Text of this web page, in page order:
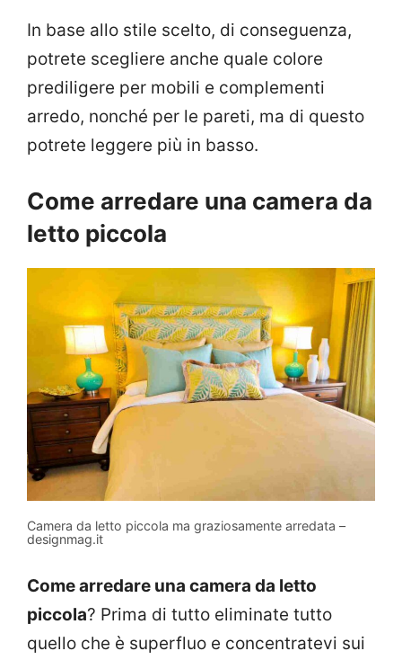
In base allo stile scelto, di conseguenza,
potrete scegliere anche quale colore
prediligere per mobili e complementi
arredo, nonché per le pareti, ma di questo
potrete leggere più in basso.
Come arredare una camera da
letto piccola
Camera da letto piccola ma graziosamente arredata –
designmag.it
Come arredare una camera da letto
piccola? Prima di tutto eliminate tutto
quello che è superfluo e concentratevi sui